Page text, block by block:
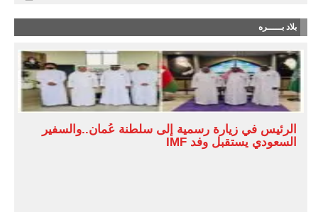
بلاد بـــــره
الرئيس في زيارة رسمية إلى سلطنة عُمان..والسفير
السعودي يستقبل وفد IMF